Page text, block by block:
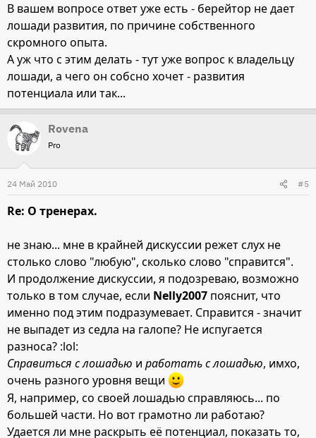
В вашем вопросе ответ уже есть - берейтор не дает
лошади развития, по причине собственного
скромного опыта.
А уж что с этим делать - тут уже вопрос к владельцу
лошади, а чего он собсно хочет - развития
потенциала или так...
Rovena
Pro
24 Май 2010 #5
Re: О тренерах.
не знаю... мне в крайней дискуссии режет слух не
столько слово "любую", сколько слово "справится".
И продолжение дискуссии, я подозреваю, возможно
только в том случае, если Nelly2007 пояснит, что
именно под этим подразумевает. Справится - значит
не выпадет из седла на галопе? Не испугается
разноса? :lol:
Справиться с лошадью и работать с лошадью, имхо,
очень разного уровня вещи
Я, например, со своей лошадью справляюсь... по
большей части. Но вот грамотно ли работаю?
Удается ли мне раскрыть её потенциал, показать то,